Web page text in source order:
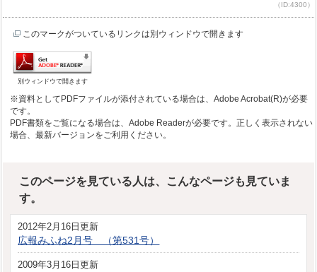
（ID:4300）
このマークがついているリンクは別ウィンドウで開きます
別ウィンドウで開きます
※資料としてPDFファイルが添付されている場合は、Adobe Acrobat(R)が必要
です。
PDF書類をご覧になる場合は、Adobe Readerが必要です。正しく表示されない
場合、最新バージョンをご利用ください。
このページを見ている人は、こんなページも見ていま
す。
2012年2月16日更新
広報みふね2月号 （第531号）
2009年3月16日更新